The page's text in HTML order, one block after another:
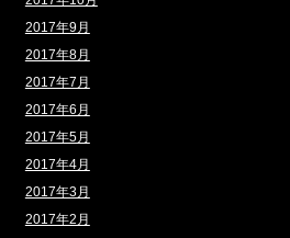
2017年9月
2017年8月
2017年7月
2017年6月
2017年5月
2017年4月
2017年3月
2017年2月